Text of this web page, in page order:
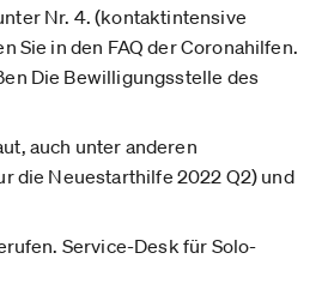
Nr. 4. (kontaktintensive
Sie in den FAQ der Coronahilfen.
Die Bewilligungsstelle des
auch unter anderen
die Neuestarthilfe 2022 Q2) und
Service-Desk für Solo-